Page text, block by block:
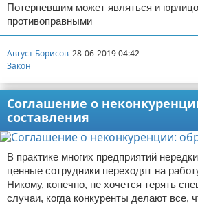
Потерпевшим может являться и
противоправными
Август Борисов 28-06-2019 04:42
Закон
Соглашение о
составления
В практике многих предприятий
ценные сотрудники переходят на
Никому, конечно, не хочется терять
случаи, когда конкуренты делают все,